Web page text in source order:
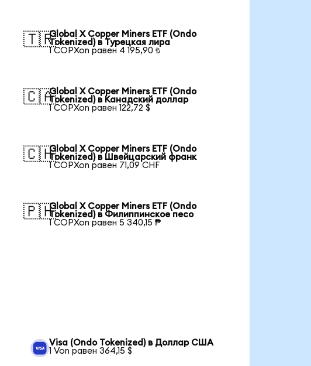
🇹🇷Global X Copper Miners ETF (Ondo
Tokenized) в Турецкая лира
1 COPXon равен 4 195,90 ₺
🇨🇦Global X Copper Miners ETF (Ondo
Tokenized) в Канадский доллар
1 COPXon равен 122,72 $
🇨🇭Global X Copper Miners ETF (Ondo
Tokenized) в Швейцарский франк
1 COPXon равен 71,09 CHF
🇵🇭Global X Copper Miners ETF (Ondo
Tokenized) в Филиппинское песо
1 COPXon равен 5 340,15 ₱
Visa (Ondo Tokenized) в Доллар США
1 Von равен 364,15 $